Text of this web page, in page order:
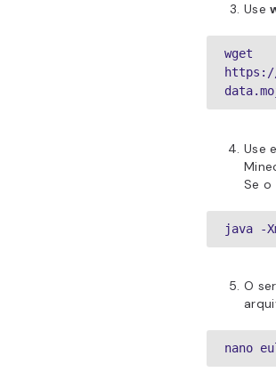
Use
wget
Use
Se
java -
O
nano